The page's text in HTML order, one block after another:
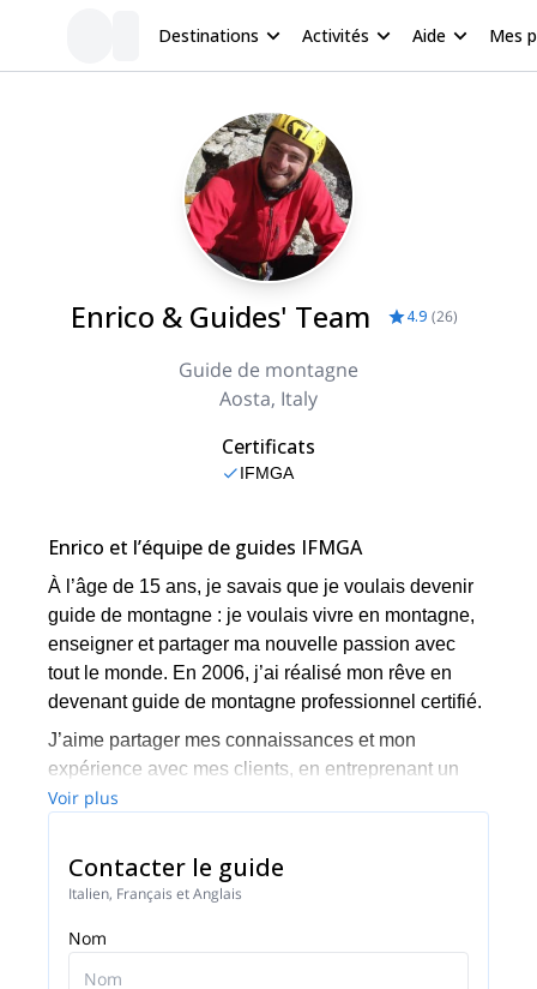
Destinations Activités Aide Mes
Enrico & Guides' Team 4.9 (26)
Guide de montagne
Aosta, Italy
Certificats
IFMGA
Enrico et l’équipe de guides IFMGA
À l’âge de 15 ans, je savais que je voulais devenir
guide de montagne : je voulais vivre en montagne,
enseigner et partager ma nouvelle passion avec
tout le monde. En 2006, j’ai réalisé mon rêve en
devenant guide de montagne professionnel certifié.
J’aime partager mes connaissances et mon
expérience avec mes clients, en entreprenant un
voyage qui transforme peu à peu la relation guide-
une amitié durable. Je ne suis pas, et ne serai
jamais, un grimpeur solitaire, mais « un compagnon
l’escalade sur glace et en terrain mixte en haute
altitude
Voir plus
Contacter le guide
Italien, Français et Anglais
Nom